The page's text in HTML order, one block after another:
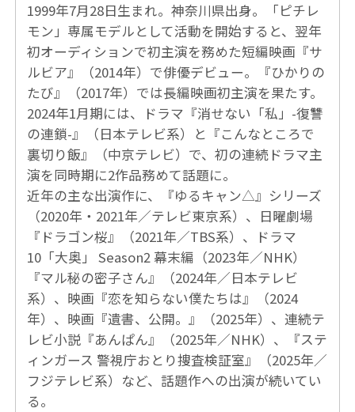
1999年7月28日生まれ。神奈川県出身。「ピチレ
モン」専属モデルとして活動を開始すると、翌年
初オーディションで初主演を務めた短編映画『サ
ルビア』（2014年）で俳優デビュー。『ひかりの
たび』（2017年）では長編映画初主演を果たす。
2024年1月期には、ドラマ『消せない「私」-復讐
の連鎖-』（日本テレビ系）と『こんなところで
裏切り飯』（中京テレビ）で、初の連続ドラマ主
演を同時期に2作品務めて話題に。
近年の主な出演作に、『ゆるキャン△』シリーズ
（2020年・2021年／テレビ東京系）、日曜劇場
『ドラゴン桜』（2021年／TBS系）、ドラマ
10「大奥」 Season2 幕末編（2023年／NHK）
『マル秘の密子さん』（2024年／日本テレビ
系）、映画『恋を知らない僕たちは』（2024
年）、映画『遺書、公開。』（2025年）、連続テ
レビ小説『あんぱん』（2025年／NHK）、『ステ
ィンガース 警視庁おとり捜査検証室』（2025年／
フジテレビ系）など、話題作への出演が続いてい
る。